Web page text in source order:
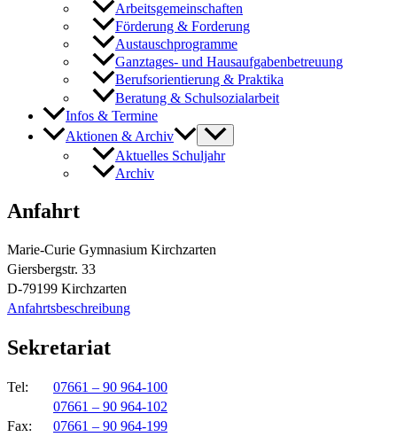
Arbeitsgemeinschaften
Förderung & Forderung
Austauschprogramme
Ganztages- und Hausaufgabenbetreuung
Berufsorientierung & Praktika
Beratung & Schulsozialarbeit
Infos & Termine
Aktionen & Archiv
Aktuelles Schuljahr
Archiv
Anfahrt
Marie-Curie Gymnasium Kirchzarten
Giersbergstr. 33
D-79199 Kirchzarten
Anfahrtsbeschreibung
Sekretariat
Tel: 07661 – 90 964-100
07661 – 90 964-102
Fax: 07661 – 90 964-199